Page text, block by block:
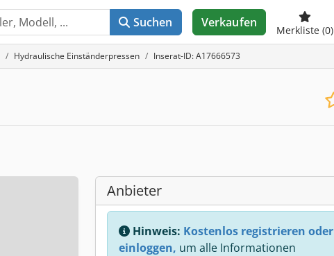
Suchen Verkaufen
Merkliste (0)
Hydraulische Einständerpressen Inserat-ID: A17666573
Anbieter
Hinweis: Kostenlos registrieren oder
einloggen, um alle Informationen